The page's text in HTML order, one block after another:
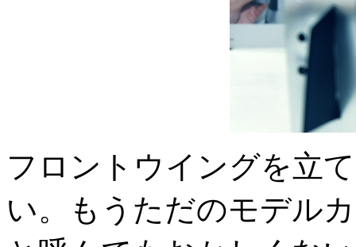
フロントウイングを立
い。もうただのモデル